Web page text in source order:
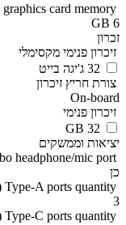
graphics card memory
6 GB
זכרון
זיכרון פנימי מקסימלי
צורת חריץ זיכרון
On-board
זיכרון פנימי
יציאות וממשקים
headphone/mic port
כן
A ports quantity
3
C ports quantity